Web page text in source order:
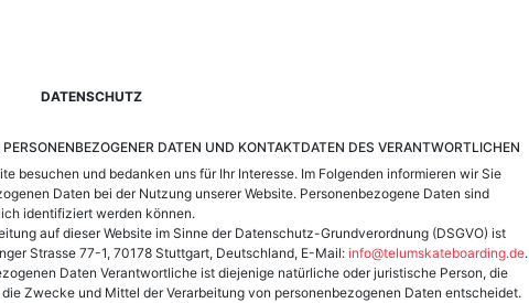
DATENSCHUTZ
DATEN UND KONTAKTDATEN DES VERANTWORTLICHEN
besuchen und bedanken uns für Ihr Interesse. Im Folgenden informieren wir Sie
Daten bei der Nutzung unserer Website. Personenbezogene Daten sind
identifiziert werden können.
auf dieser Website im Sinne der Datenschutz-Grundverordnung (DSGVO) ist
Strasse 77-1, 70178 Stuttgart, Deutschland, E-Mail: info@telumskateboarding.de.
Daten Verantwortliche ist diejenige natürliche oder juristische Person, die
Zwecke und Mittel der Verarbeitung von personenbezogenen Daten entscheidet.